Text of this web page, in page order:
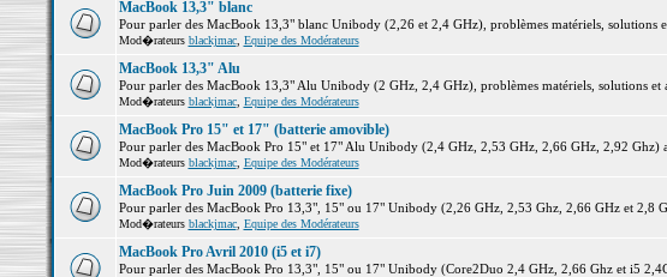
MacBook 13,3" blanc
Pour parler des MacBook 13,3" blanc Unibody (2,26 et 2,4 GHz), problèmes matériels, solutions
Mod�rateurs blackjmac, Equipe des Modérateurs
MacBook 13,3" Alu
Pour parler des MacBook 13,3" Alu Unibody (2 GHz, 2,4 GHz), problèmes matériels, solutions et
Mod�rateurs blackjmac, Equipe des Modérateurs
MacBook Pro 15" et 17" (batterie amovible)
Pour parler des MacBook Pro 15" et 17" Alu Unibody (2,4 GHz, 2,53 GHz, 2,66 GHz, 2,92 Ghz)
Mod�rateurs blackjmac, Equipe des Modérateurs
MacBook Pro Juin 2009 (batterie fixe)
Pour parler des MacBook Pro 13,3", 15" ou 17" Unibody (2,26 GHz, 2,53 Ghz, 2,66 GHz et 2,8
Mod�rateurs blackjmac, Equipe des Modérateurs
MacBook Pro Avril 2010 (i5 et i7)
Pour parler des MacBook Pro 13,3", 15" ou 17" Unibody (Core2Duo 2,4 GHz, 2,66 Ghz et i5